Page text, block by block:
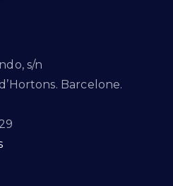
s/n
Barcelone.